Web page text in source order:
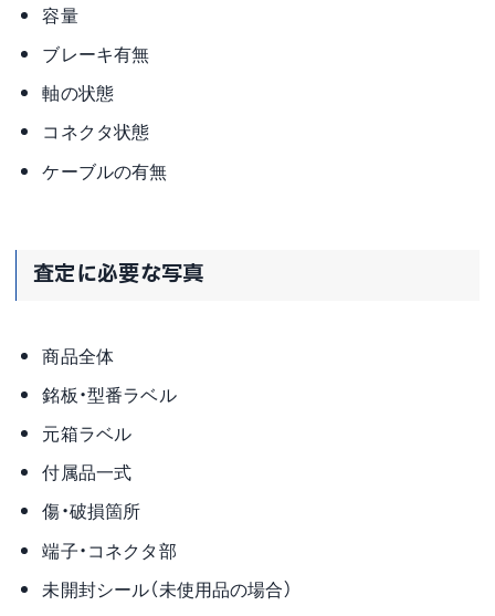
容量
ブレーキ有無
軸の状態
コネクタ状態
ケーブルの有無
査定に必要な写真
商品全体
銘板・型番ラベル
元箱ラベル
付属品一式
傷・破損箇所
端子・コネクタ部
未開封シール（未使用品の場合）